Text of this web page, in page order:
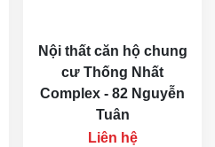
Nội thất căn hộ chung
cư Thống Nhất
Complex - 82 Nguyễn
Tuân
Liên hệ